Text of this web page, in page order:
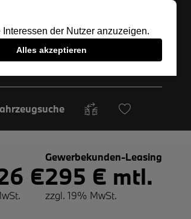
€
Gewerbekunden-Leasing
295 € mtl.
zzgl. 19% MwSt.